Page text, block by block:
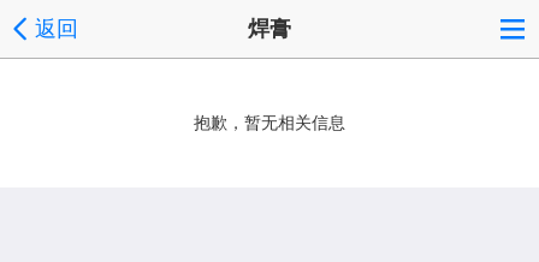
返回 焊膏
抱歉，暂无相关信息